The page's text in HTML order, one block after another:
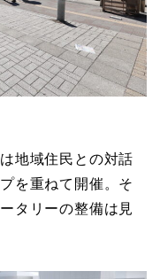
地域住民との対話
を重ねて開催。そ
タリーの整備は見